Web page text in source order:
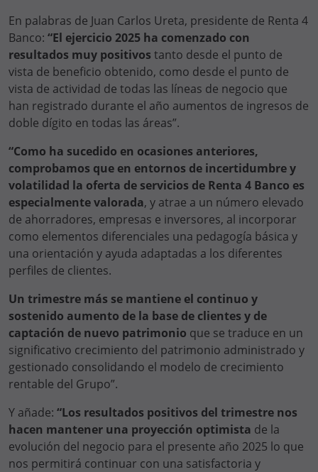
En palabras de Juan Carlos Ureta, presidente de Renta 4
Banco: “El ejercicio 2025 ha comenzado con
resultados muy positivos tanto desde el punto de
vista de beneficio obtenido, como desde el punto de
vista de actividad de todas las líneas de negocio que
han registrado durante el año aumentos de ingresos de
doble dígito en todas las áreas”.
“Como ha sucedido en ocasiones anteriores,
comprobamos que en entornos de incertidumbre y
volatilidad la oferta de servicios de Renta 4 Banco es
especialmente valorada, y atrae a un número elevado
de ahorradores, empresas e inversores, al incorporar
como elementos diferenciales una pedagogía básica y
una orientación y ayuda adaptadas a los diferentes
perfiles de clientes.
Un trimestre más se mantiene el continuo y
sostenido aumento de la base de clientes y de
captación de nuevo patrimonio que se traduce en un
significativo crecimiento del patrimonio administrado y
gestionado consolidando el modelo de crecimiento
rentable del Grupo”.
Y añade: “Los resultados positivos del trimestre nos
hacen mantener una proyección optimista de la
evolución del negocio para el presente año 2025 lo que
nos permitirá continuar con una satisfactoria y